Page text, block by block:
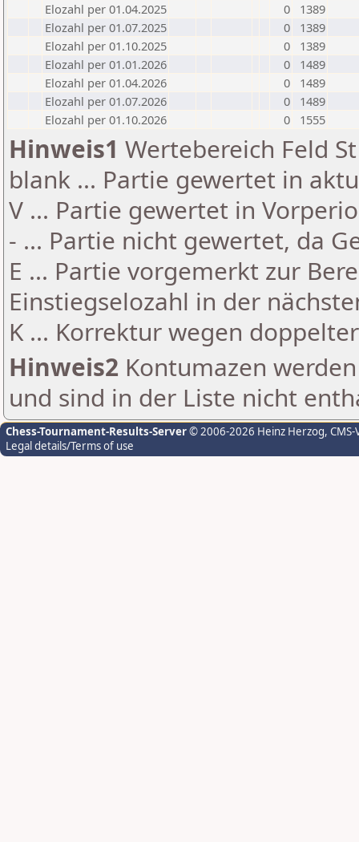
Elozahl per 01.04.2025
0
1389
Elozahl per 01.07.2025
0
1389
Elozahl per 01.10.2025
0
1389
Elozahl per 01.01.2026
0
1489
Elozahl per 01.04.2026
0
1489
Elozahl per 01.07.2026
0
1489
Elozahl per 01.10.2026
0 1555
Hinweis1 Wertebereich Feld
blank ... Partie gewertet in
V ... Partie gewertet in
- ... Partie nicht gewertet, da
E ... Partie vorgemerkt zur
Einstiegselozahl in der
K ... Korrektur wegen
Hinweis2 Kontumazen
und sind in der Liste nicht
Chess-Tournament-Results-Server© 2006-2026 Heinz Herzog,
Legal details/Terms of use